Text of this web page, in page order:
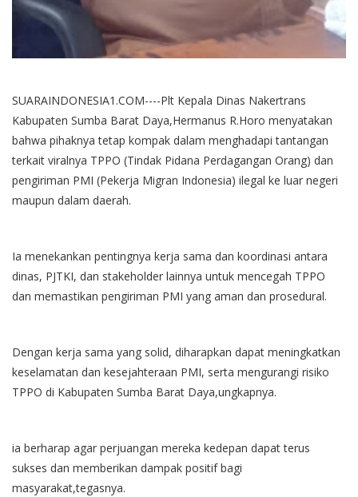
SUARAINDONESIA1.COM----Plt Kepala Dinas Nakertrans
Kabupaten Sumba Barat Daya,Hermanus R.Horo menyatakan
bahwa pihaknya tetap kompak dalam menghadapi tantangan
terkait viralnya TPPO (Tindak Pidana Perdagangan Orang) dan
pengiriman PMI (Pekerja Migran Indonesia) ilegal ke luar negeri
maupun dalam daerah.
Ia menekankan pentingnya kerja sama dan koordinasi antara
dinas, PJTKI, dan stakeholder lainnya untuk mencegah TPPO
dan memastikan pengiriman PMI yang aman dan prosedural.
Dengan kerja sama yang solid, diharapkan dapat meningkatkan
keselamatan dan kesejahteraan PMI, serta mengurangi risiko
TPPO di Kabupaten Sumba Barat Daya,ungkapnya.
ia berharap agar perjuangan mereka kedepan dapat terus
sukses dan memberikan dampak positif bagi
masyarakat,tegasnya.